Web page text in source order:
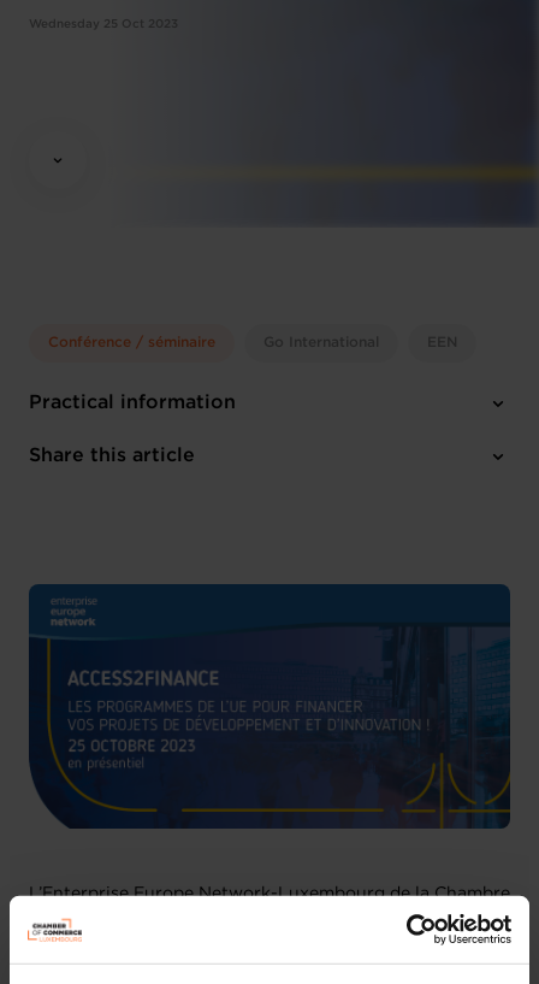
Wednesday 25 Oct 2023
Conférence / séminaire Go International EEN
Practical information
Wednesday 25 Oct 2023
Share this article
L’Enterprise Europe Network-Luxembourg de la Chambre
de Commerce et la Représentation de la Commission
européenne au Luxembourg vous invitent à la session